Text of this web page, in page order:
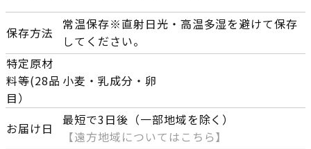
保存方法
常温保存※直射日光・高温多湿を避けて保存
してください。
特定原材
料等(28品
目）
小麦・乳成分・卵
お届け日
最短で3日後（一部地域を除く）
【遠方地域についてはこちら】